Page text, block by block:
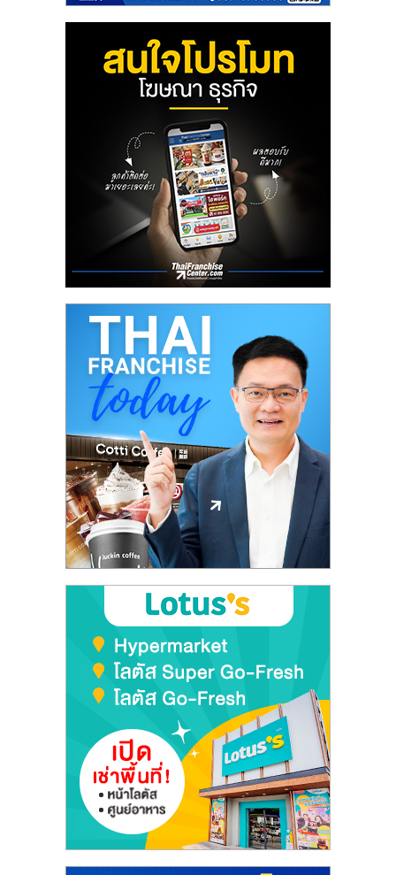
หน้า
ปรึกษา
การ
ลงทุน
และ
ขยาย
ไชส์,